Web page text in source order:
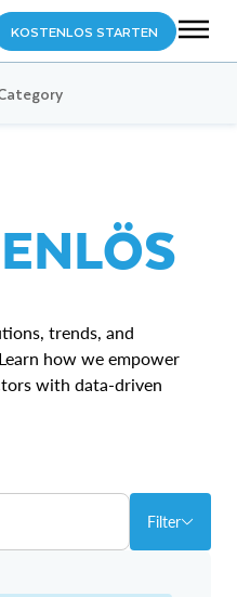
KOSTENLOS STARTEN
trends, and
how we empower
with data-driven
Filter